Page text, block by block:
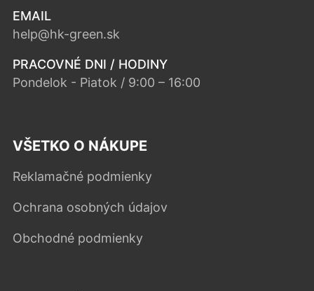
EMAIL
help@hk-green.sk
PRACOVNÉ DNI / HODINY
Pondelok - Piatok / 9:00 – 16:00
VŠETKO O NÁKUPE
Reklamačné podmienky
Ochrana osobných údajov
Obchodné podmienky